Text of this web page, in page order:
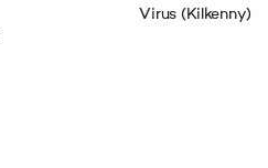
Virus (Kilkenny)